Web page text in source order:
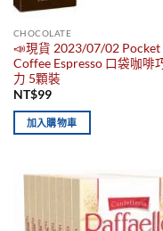
CHOCOLATE
📣現貨 2023/07/02 Pocket
Coffee Espresso 口袋咖啡
力 5顆裝
NT$99
加入購物車